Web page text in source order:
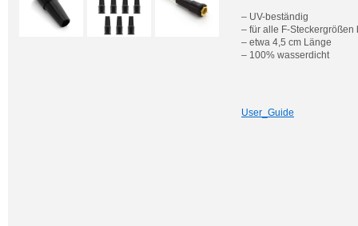
– UV-beständig
– für alle F-Steckergrößen
– etwa 4,5 cm Länge
– 100% wasserdicht
User_Guide